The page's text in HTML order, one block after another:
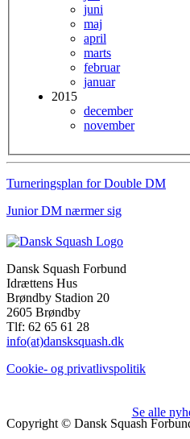
juni
maj
april
marts
februar
januar
2015
december
november
Turneringsplan for Double DM
Junior DM nærmer sig
Dansk Squash Forbund
Idrættens Hus
Brøndby Stadion 20
2605 Brøndby
Tlf: 62 65 61 28
info(at)dansksquash.dk
Cookie- og privatlivspolitik
Se alle
Copyright © Dansk Squash